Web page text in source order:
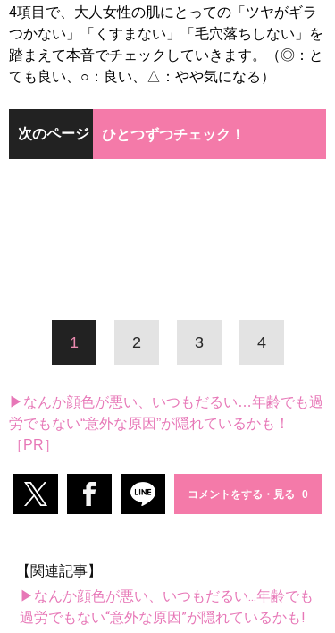
4項目で、大人女性の肌にとっての「ツヤがギラ
つかない」「くすまない」「毛穴落ちしない」を
踏まえて本音でチェックしていきます。（◎：と
ても良い、○：良い、△：やや気になる）
次のページ ひとつずつチェック！
1 2 3 4
▶なんか顔色が悪い、いつもだるい…年齢でも過
労でもない“意外な原因”が隠れているかも！
［PR］
コメントをする・見る
【関連記事】
▶なんか顔色が悪い、いつもだるい...年齢でも
過労でもない“意外な原因”が隠れているかも!